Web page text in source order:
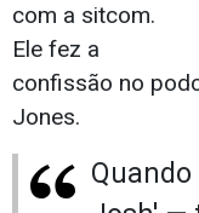
com a sitcom.
Ele fez a
confissão no
Jones.